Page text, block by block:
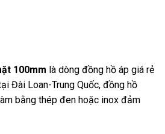
100mm là dòng đồng hồ áp giá rẻ
Đài Loan-Trung Quốc, đồng hồ
bằng thép đen hoặc inox đảm